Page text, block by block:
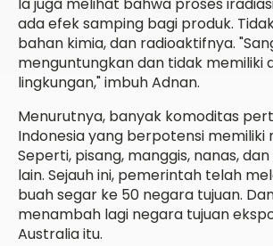
Ia juga melihat bahwa proses
ada efek samping bagi produk.
bahan kimia, dan radioaktifnya.
menguntungkan dan tidak memiliki
lingkungan," imbuh Adnan.
Menurutnya, banyak komoditas
Indonesia yang berpotensi memiliki
Seperti, pisang, manggis, nanas,
lain. Sejauh ini, pemerintah telah
buah segar ke 50 negara tujuan.
menambah lagi negara tujuan
Australia itu.